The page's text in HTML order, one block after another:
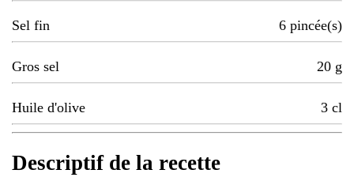
Sel fin 6 pincée(s)
Gros sel 20 g
Huile d'olive 3 cl
Descriptif de la recette